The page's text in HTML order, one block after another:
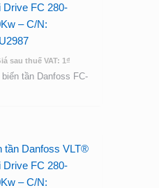
Drive FC 280-
– C/N:
sau thuế VAT: 1 ₫
biến tần Danfoss FC-
tần Danfoss VLT®
Drive FC 280-
– C/N: